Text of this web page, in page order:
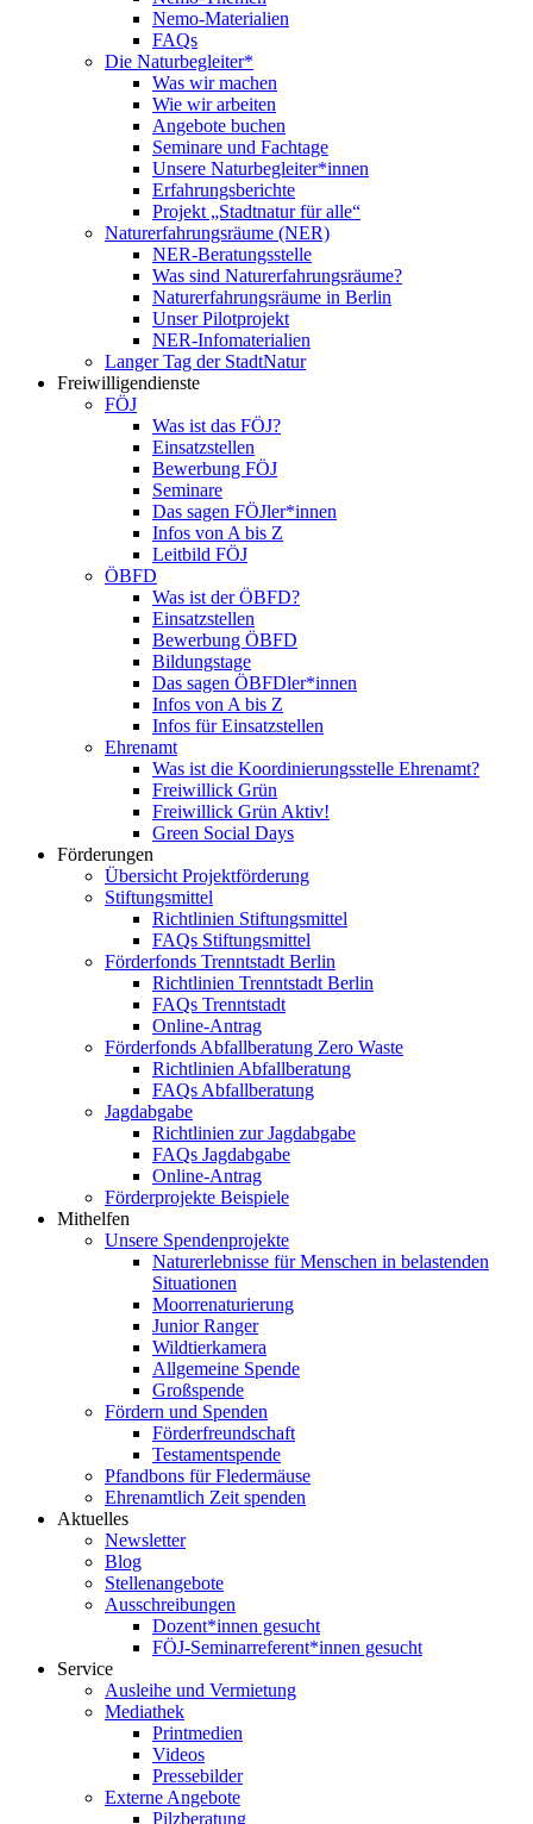
Nemo-Materialien
FAQs
Die Naturbegleiter*
Was wir machen
Wie wir arbeiten
Angebote buchen
Seminare und Fachtage
Unsere Naturbegleiter*innen
Erfahrungsberichte
Projekt „Stadtnatur für alle“
Naturerfahrungsräume (NER)
NER-Beratungsstelle
Was sind Naturerfahrungsräume?
Naturerfahrungsräume in Berlin
Unser Pilotprojekt
NER-Infomaterialien
Langer Tag der StadtNatur
Freiwilligendienste
FÖJ
Was ist das FÖJ?
Einsatzstellen
Bewerbung FÖJ
Seminare
Das sagen FÖJler*innen
Infos von A bis Z
Leitbild FÖJ
ÖBFD
Was ist der ÖBFD?
Einsatzstellen
Bewerbung ÖBFD
Bildungstage
Das sagen ÖBFDler*innen
Infos von A bis Z
Infos für Einsatzstellen
Ehrenamt
Was ist die Koordinierungsstelle Ehrenamt?
Freiwillick Grün
Freiwillick Grün Aktiv!
Green Social Days
Förderungen
Übersicht Projektförderung
Stiftungsmittel
Richtlinien Stiftungsmittel
FAQs Stiftungsmittel
Förderfonds Trenntstadt Berlin
Richtlinien Trenntstadt Berlin
FAQs Trenntstadt
Online-Antrag
Förderfonds Abfallberatung Zero Waste
Richtlinien Abfallberatung
FAQs Abfallberatung
Jagdabgabe
Richtlinien zur Jagdabgabe
FAQs Jagdabgabe
Online-Antrag
Förderprojekte Beispiele
Mithelfen
Unsere Spendenprojekte
Naturerlebnisse für Menschen in belastenden
Situationen
Moorrenaturierung
Junior Ranger
Wildtierkamera
Allgemeine Spende
Großspende
Fördern und Spenden
Förderfreundschaft
Testamentspende
Pfandbons für Fledermäuse
Ehrenamtlich Zeit spenden
Aktuelles
Newsletter
Blog
Stellenangebote
Ausschreibungen
Dozent*innen gesucht
FÖJ-Seminarreferent*innen gesucht
Service
Ausleihe und Vermietung
Mediathek
Printmedien
Videos
Pressebilder
Externe Angebote
Pilzberatung